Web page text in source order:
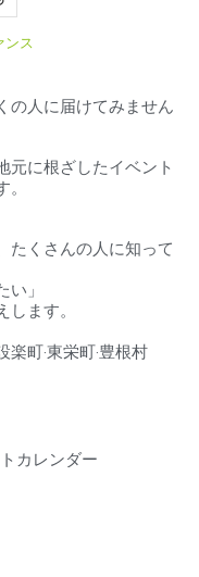
ンス
の人に届けてみません
元に根ざしたイベント
たくさんの人に知って
」
ます。
楽町‧東栄町‧豊根村
カレンダー